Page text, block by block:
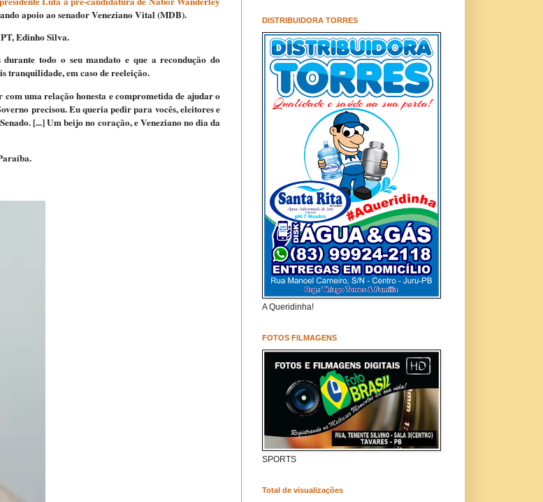
apoio ao senador Veneziano Vital (MDB).
Edinho Silva.
todo o seu mandato e que a recondução do
tranquilidade, em caso de reeleição.
uma relação honesta e comprometida de ajudar o
precisou. Eu queria pedir para vocês, eleitores e
[...] Um beijo no coração, e Veneziano no dia da
DISTRIBUIDORA TORRES
A Queridinha!
FOTOS FILMAGENS
SPORTS
Total de visualizações